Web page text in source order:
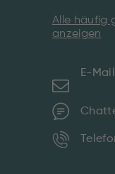
Alle häufig
anzeigen
E-Mail